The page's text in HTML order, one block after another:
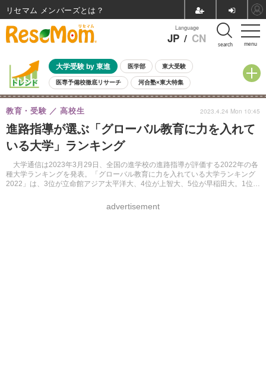
menu
Language
JP / CN search
大学受験 by 東進 医学部 東大受験
医専予備校徹底リサーチ 河合塾×東大特集
親子で考える大学選び 高校受験 中学受験 小学校受験
共通テスト 夏休み
8月開催イベント・WS 全国公立高校 過去問 人気記事
自由研究教材（小学生向け） 自由研究教材（中学生向け）
進路指導が選ぶ「グローバル教育に力を入れて
いる大学」ランキング
大学通信は2023年3月29日、全国の進学校の進路指導が評価する2022年の各
種大学ランキングを発表。「グローバル教育に力を入れている大学ランキング
2022」は、3位が立命館アジア太平洋大、4位が上智大、5位が早稲田大。1位・
教育・受験 高校生
advertisement
2023.4.24 Mon 10:45
リセマム メンバーズ